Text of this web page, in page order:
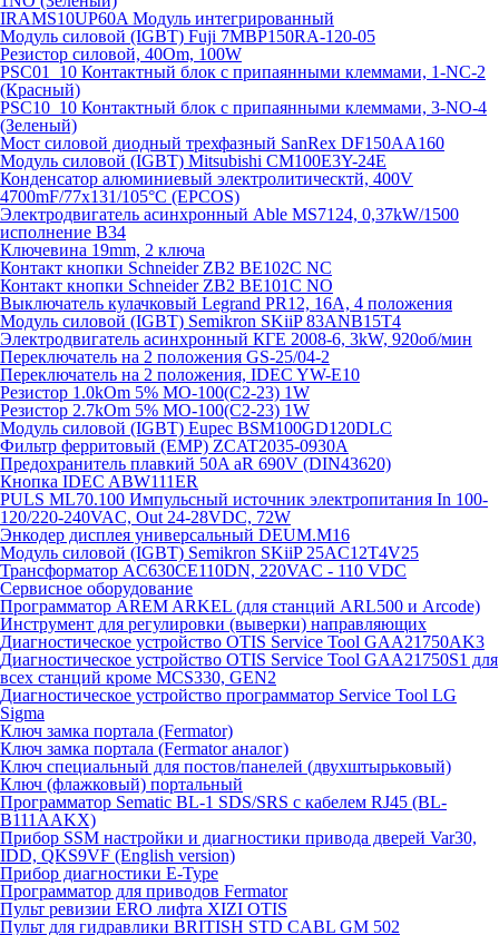
IRAMS10UP60A Модуль интегрированный
Модуль силовой (IGBT) Fuji 7MBP150RA-120-05
Резистор силовой, 40Om, 100W
PSC01_10 Контактный блок с припаянными клеммами, 1-NC-2
(Красный)
PSC10_10 Контактный блок с припаянными клеммами, 3-NO-4
(Зеленый)
Мост силовой диодный трехфазный SanRex DF150AA160
Модуль силовой (IGBT) Mitsubishi CM100E3Y-24E
Конденсатор алюминиевый электролитическтй, 400V
4700mF/77x131/105°C (EPCOS)
Электродвигатель асинхронный Able MS7124, 0,37kW/1500
исполнение В34
Ключевина 19mm, 2 ключа
Контакт кнопки Schneider ZB2 BE102C NC
Контакт кнопки Schneider ZB2 BE101C NO
Выключатель кулачковый Legrand PR12, 16A, 4 положения
Модуль силовой (IGBT) Semikron SKiiP 83ANB15T4
Электродвигатель асинхронный КГЕ 2008-6, 3kW, 920об/мин
Переключатель на 2 положения GS-25/04-2
Переключатель на 2 положения, IDEC YW-E10
Резистор 1.0kOm 5% МО-100(С2-23) 1W
Резистор 2.7kOm 5% МО-100(С2-23) 1W
Модуль силовой (IGBT) Eupec BSM100GD120DLC
Фильтр ферритовый (EMP) ZCAT2035-0930A
Предохранитель плавкий 50A aR 690V (DIN43620)
Кнопка IDEC ABW111ER
PULS ML70.100 Импульсный источник электропитания In 100-
120/220-240VAC, Out 24-28VDC, 72W
Энкодер дисплея универсальный DEUM.M16
Модуль силовой (IGBT) Semikron SKiiP 25AC12T4V25
Трансформатор AC630CE110DN, 220VAC - 110 VDC
Сервисное оборудование
Программатор AREM ARKEL (для станций ARL500 и Arcode)
Инструмент для регулировки (выверки) направляющих
Диагностическое устройство OTIS Service Tool GAA21750AK3
Диагностическое устройство OTIS Service Tool GAA21750S1 для
всех станций кроме MCS330, GEN2
Диагностическое устройство программатор Service Tool LG
Sigma
Ключ замка портала (Fermator)
Ключ замка портала (Fermator аналог)
Ключ специальный для постов/панелей (двухштырьковый)
Ключ (флажковый) портальный
Программатор Sematic BL-1 SDS/SRS с кабелем RJ45 (BL-
B111AAKX)
Прибор SSM настройки и диагностики привода дверей Var30,
IDD, QKS9VF (English version)
Прибор диагностики E-Type
Программатор для приводов Fermator
Пульт ревизии ERO лифта XIZI OTIS
Пульт для гидравлики BRITISH STD CABL GM 502